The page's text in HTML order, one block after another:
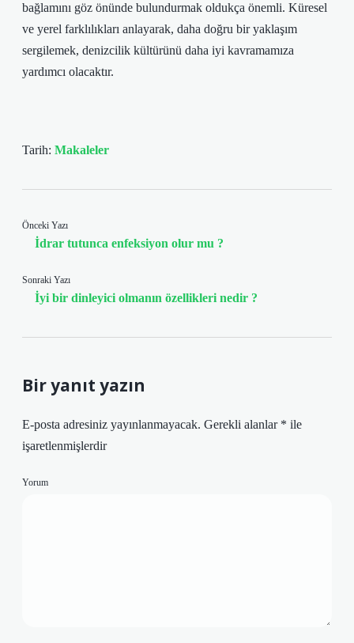
bağlamını göz önünde bulundurmak oldukça önemli. Küresel
ve yerel farklılıkları anlayarak, daha doğru bir yaklaşım
sergilemek, denizcilik kültürünü daha iyi kavramamıza
yardımcı olacaktır.
Tarih: Makaleler
Önceki Yazı
İdrar tutunca enfeksiyon olur mu ?
Sonraki Yazı
İyi bir dinleyici olmanın özellikleri nedir ?
Bir yanıt yazın
E-posta adresiniz yayınlanmayacak. Gerekli alanlar * ile
işaretlenmişlerdir
Yorum